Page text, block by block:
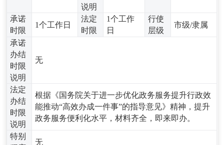
说明
承诺
时限
1个工作日
法定
时限
1个工作
日
行使
层级
市级/隶属
承诺
办结
时限
说明
无
法定
办结
时限
说明
根据《国务院关于进一步优化政务服务提升行政效
能推动“高效办成一件事”的指导意见》精神，提升
政务服务便利化水平，材料齐全，即来即办。
特别
无